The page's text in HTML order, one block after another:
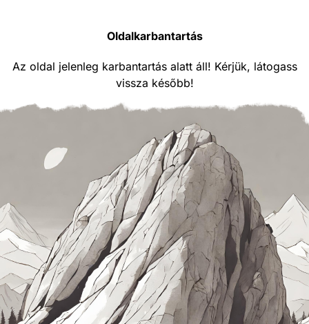
Oldalkarbantartás
Az oldal jelenleg karbantartás alatt áll! Kérjük, látogass
vissza később!